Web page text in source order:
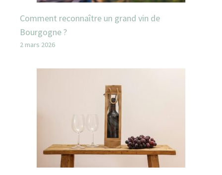
Comment reconnaître un grand vin de
Bourgogne ?
2 mars 2026